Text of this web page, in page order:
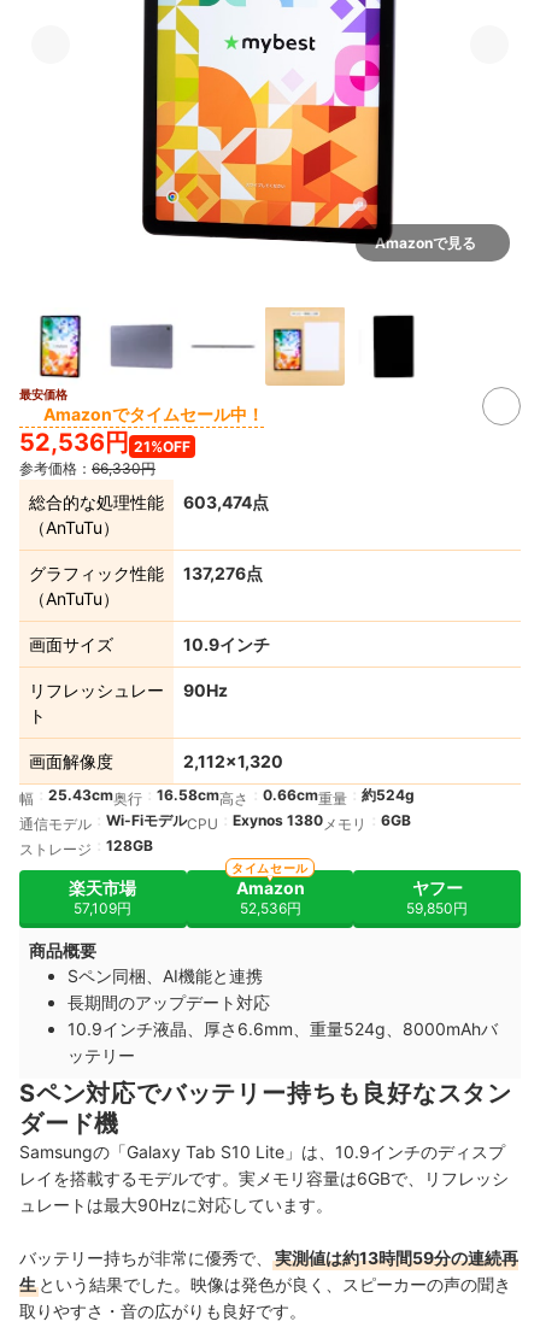
Amazonで見る
最安価格
Amazonでタイムセール中！
52,536円 21%OFF
参考価格： 66,330円
総合的な処理性能
（AnTuTu）
603,474点
グラフィック性能
（AnTuTu）
137,276点
画面サイズ 10.9インチ
リフレッシュレー
ト
90Hz
画面解像度 2,112×1,320
幅 25.43cm奥行 16.58cm高さ 0.66cm重量
約524g
通信モデル
Wi-FiモデルCPU Exynos 1380メモリ
6GB
ストレージ
128GB
楽天市場
57,109円
Amazon
52,536円
タイムセール
ヤフー
59,850円
商品概要
Sペン同梱、AI機能と連携
長期間のアップデート対応
10.9インチ液晶、厚さ6.6mm、重量524g、8000mAhバ
ッテリー
Sペン対応でバッテリー持ちも良好なスタン
ダード機
Samsungの「Galaxy Tab S10 Lite」は、10.9インチのディスプ
レイを搭載するモデルです。実メモリ容量は6GBで、リフレッシ
ュレートは最大90Hzに対応しています。
バッテリー持ちが非常に優秀で、
実測値は約13時間59分の連続再
生 という結果でした。映像は発色が良く、スピーカーの声の聞き
取りやすさ・音の広がりも良好です。